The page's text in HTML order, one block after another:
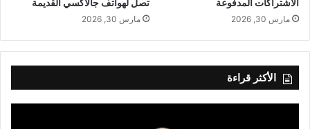
مارس 30, 2026 مارس 30, 2026
الأكثر قراءة